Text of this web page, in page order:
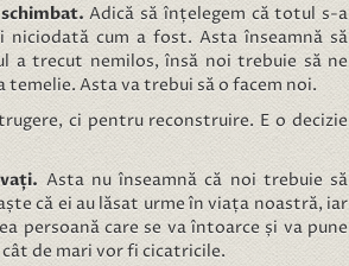
Adică să înțelegem că totul s-a
cum a fost. Asta înseamnă să
a trecut nemilos, însă noi trebuie să ne
Asta va trebui să o facem noi.
ci pentru reconstruire. E o decizie
Asta nu înseamnă că noi trebuie să
că ei au lăsat urme în viața noastră, iar
persoană care se va întoarce și va pune
de mari vor fi cicatricile.